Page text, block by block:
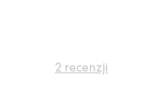
2 recenzji